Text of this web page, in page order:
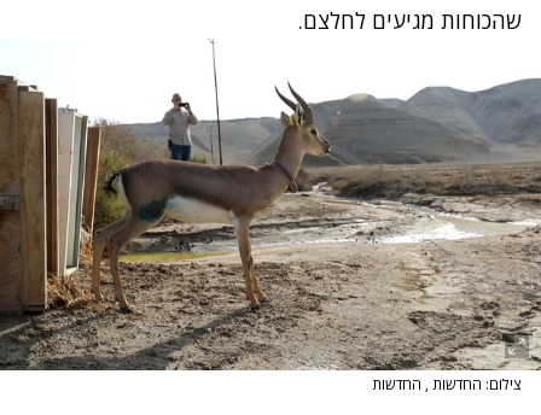
שהכוחות מגיעים לחלצם.
צילום: החדשות , החדשות